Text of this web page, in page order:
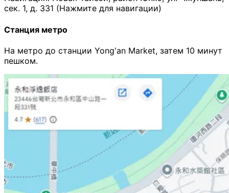
сек. 1, д. 331 (Нажмите для навигации)
Станция метро
На метро до станции Yong'an Market, затем 10 минут
пешком.